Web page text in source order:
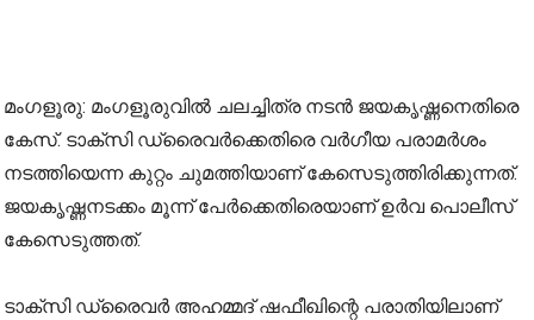
മംഗളൂരു: മംഗളൂരുവില്‍ ചലച്ചിത്ര നടന്‍ ജയകൃഷ്ണനെതിരെ
കേസ്. ടാക്സി ഡ്രൈവര്‍ക്കെതിരെ വര്‍ഗീയ പരാമര്‍ശം
നടത്തിയെന്ന കുറ്റം ചുമത്തിയാണ് കേസെടുത്തിരിക്കുന്നത്.
ജയകൃഷ്ണനടക്കം മൂന്ന് പേര്‍ക്കെതിരെയാണ് ഉര്‍വ പൊലീസ്
കേസെടുത്തത്.
ടാക്സി ഡ്രൈവര്‍ അഹമ്മദ് ഷഫീഖിന്റെ പരാതിയിലാണ്